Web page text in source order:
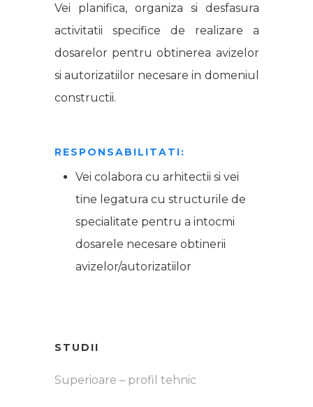
Vei planifica, organiza si desfasura
activitatii specifice de realizare a
dosarelor pentru obtinerea avizelor
si autorizatiilor necesare in domeniul
constructii.
RESPONSABILITATI:
Vei colabora cu arhitectii si vei
tine legatura cu structurile de
specialitate pentru a intocmi
dosarele necesare obtinerii
avizelor/autorizatiilor
STUDII
Superioare – profil tehnic